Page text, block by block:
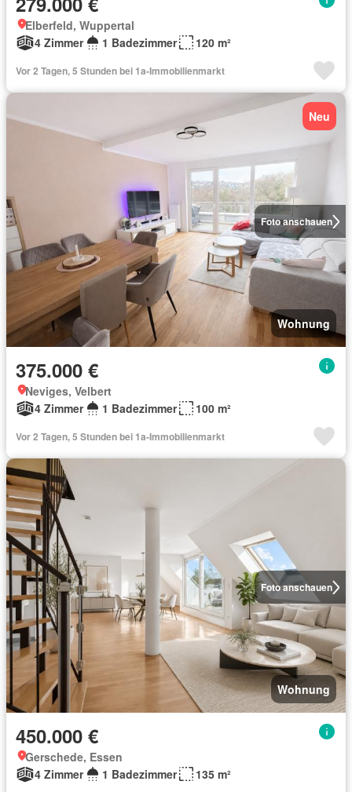
Elberfeld, Wuppertal
4 Zimmer
1 Badezimmer 120 m²
Vor 2 Tagen, 5 Stunden bei 1a-Immobilienmarkt
Foto anschauen
Neu
Wohnung
375.000 €
Neviges, Velbert
4 Zimmer
1 Badezimmer 100 m²
Vor 2 Tagen, 5 Stunden bei 1a-Immobilienmarkt
Foto anschauen
Wohnung
450.000 €
Gerschede, Essen
4 Zimmer
1 Badezimmer 135 m²